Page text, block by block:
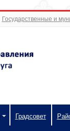
Государственные и
Градсовет